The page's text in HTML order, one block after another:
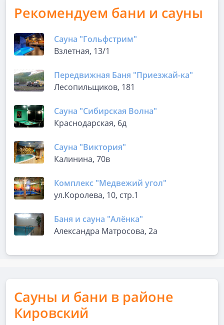
Рекомендуем бани и сауны
Сауна "Гольфстрим"
Взлетная, 13/1
Передвижная Баня "Приезжай-ка"
Лесопильщиков, 181
Сауна "Сибирская Волна"
Краснодарская, 6д
Сауна "Виктория"
Калинина, 70в
Комплекс "Медвежий угол"
ул.Королева, 10, стр.1
Баня и сауна "Алёнка"
Александра Матросова, 2а
Сауны и бани в районе
Кировский